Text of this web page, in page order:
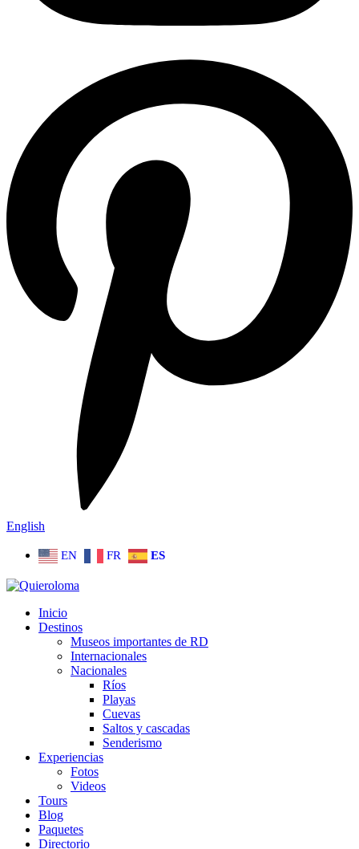
English
EN FR ES
Inicio
Destinos
Museos importantes de RD
Internacionales
Nacionales
Ríos
Playas
Cuevas
Saltos y cascadas
Senderismo
Experiencias
Fotos
Videos
Tours
Blog
Paquetes
Directorio